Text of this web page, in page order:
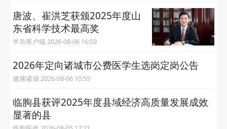
半岛客户端 2026-08-07 09:01
用荧光探针探测癌症，将癌症
预警再向前推进一步！崂山实
学技术最高奖
半岛客户端 2026-08-07 08:56